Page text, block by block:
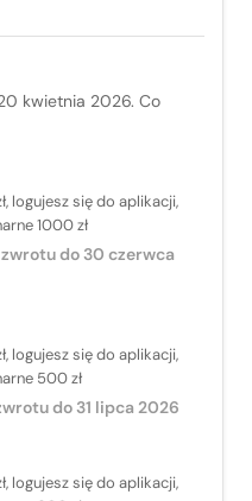
kwietnia 2026. Co
logujesz się do aplikacji,
1000 zł
do 30 czerwca
logujesz się do aplikacji,
500 zł
do 31 lipca 2026
logujesz się do aplikacji,